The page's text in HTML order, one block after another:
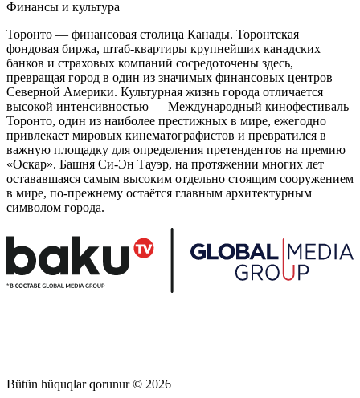
Финансы и культура
Торонто — финансовая столица Канады. Торонтская
фондовая биржа, штаб-квартиры крупнейших канадских
банков и страховых компаний сосредоточены здесь,
превращая город в один из значимых финансовых центров
Северной Америки. Культурная жизнь города отличается
высокой интенсивностью — Международный кинофестиваль
Торонто, один из наиболее престижных в мире, ежегодно
привлекает мировых кинематографистов и превратился в
важную площадку для определения претендентов на премию
«Оскар». Башня Си-Эн Тауэр, на протяжении многих лет
остававшаяся самым высоким отдельно стоящим сооружением
в мире, по-прежнему остаётся главным архитектурным
символом города.
Bütün hüquqlar qorunur © 2026